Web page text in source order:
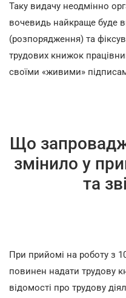
Таку видачу неодмінно
вочевидь найкраще буде
(розпорядження) та
трудових книжок
своїми «живими»
Що
змінило у
та
При прийомі на роботу з
повинен надати трудову
відомості про трудову